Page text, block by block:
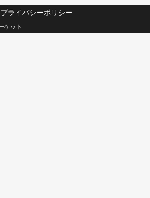
プライバシーポリシー
ケット